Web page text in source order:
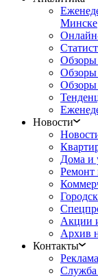
Минске
Обзоры
Обзоры
Обзоры
Новости
Дома и
Ремонт
Акции
Архив
Контакты
Служба